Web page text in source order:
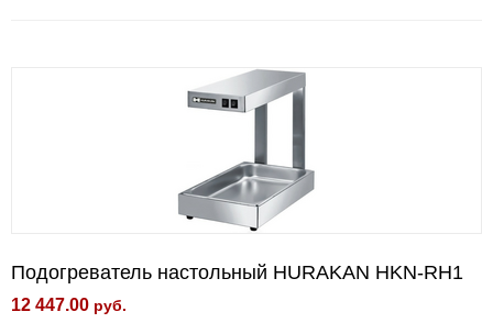
Подогреватель настольный HURAKAN HKN-RH1
12 447.00 руб.